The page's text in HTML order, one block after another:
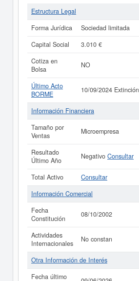
Estructura Legal
Forma Jurídica
Sociedad limitada
Capital Social
3.010 €
Cotiza en
Bolsa
NO
Último Acto
BORME
10/09/2024 Extinción
Información Financiera
Tamaño por
Ventas
Microempresa
Resultado
Último Año
Negativo Consultar
Total Activo
Consultar
Información Comercial
Fecha
Constitución
08/10/2002
Actividades
Internacionales
No constan
Otra Información de Interés
Fecha último